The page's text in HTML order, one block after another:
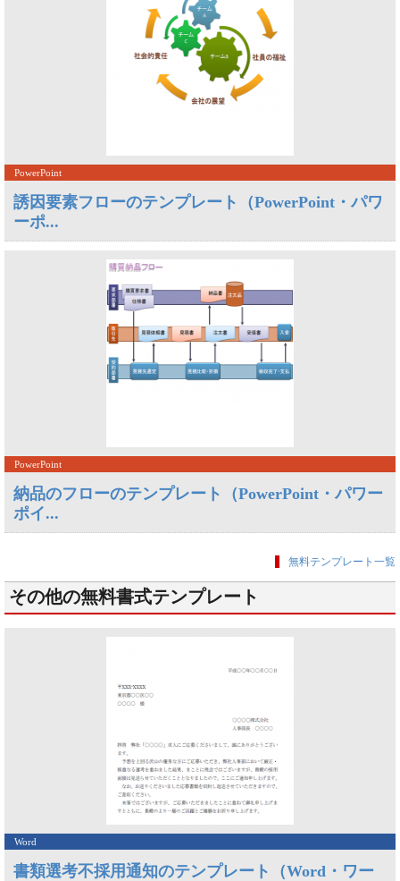
PowerPoint
誘因要素フローのテンプレート（PowerPoint・パワ
ーポ...
PowerPoint
納品のフローのテンプレート（PowerPoint・パワー
ポイ...
無料テンプレート一覧
その他の無料書式テンプレート
Word
書類選考不採用通知のテンプレート（Word・ワー